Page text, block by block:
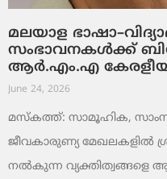
മലയാള
സംഭാവനകൾക്ക്
ആർ.എം.എ
June 24, 2026
മസ്കത്ത്: സാമൂഹിക,
ജീവകാരുണ്യ മേഖലകളിൽ
നൽകുന്ന വ്യക്തിത്വങ്ങളെ